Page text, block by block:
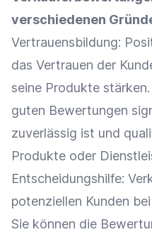
verschiedenen
Vertrauensbildung:
das Vertrauen der
seine Produkte
guten Bewertungen
zuverlässig ist und
Produkte oder
Entscheidungshilfe:
potenziellen Kunden
Sie können die